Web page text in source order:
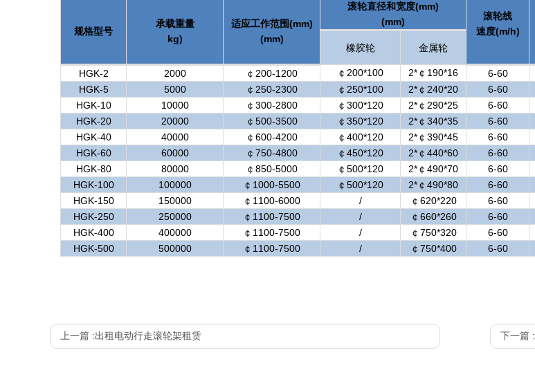
规格型号
承载重量
kg)
适应工作范围(mm)
(mm)
滚轮直径和宽度(mm)
(mm)
滚轮线
速度(m/h)
橡胶轮 金属轮
HGK-2 2000 ￠200-1200 ￠200*100 2*￠190*16 6-60
HGK-5 5000 ￠250-2300 ￠250*100 2*￠240*20 6-60
HGK-10
10000 ￠300-2800 ￠300*120 2*￠290*25 6-60
HGK-20
20000 ￠500-3500 ￠350*120 2*￠340*35 6-60
HGK-40
40000 ￠600-4200 ￠400*120 2*￠390*45 6-60
HGK-60
60000 ￠750-4800 ￠450*120 2*￠440*60 6-60
HGK-80 80000 ￠850-5000 ￠500*120 2*￠490*70 6-60
HGK-100
100000 ￠1000-5500 ￠500*120 2*￠490*80 6-60
HGK-150
150000 ￠1100-6000 / ￠620*220 6-60
HGK-250
250000 ￠1100-7500 / ￠660*260 6-60
HGK-400
400000 ￠1100-7500 / ￠750*320 6-60
HGK-500
500000 ￠1100-7500 / ￠750*400 6-60
上一篇 :出租电动行走滚轮架租赁 下一篇 :